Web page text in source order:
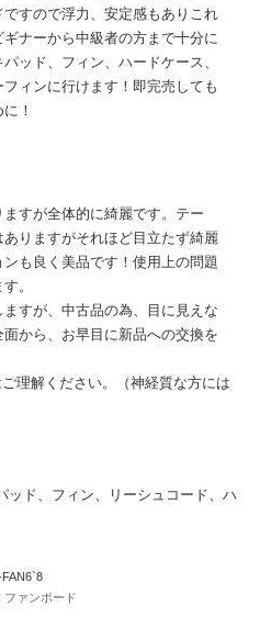
すので浮力、安定感もありこれ
ナーから中級者の方まで十分に
ッド、フィン、ハードケース、
ィンに行けます！即完売しても
！
すが全体的に綺麗です。テー
りますがそれほど目立たず綺麗
も良く美品です！使用上の問題
。
すが、中古品の為、目に見えな
から、お早目に新品への交換を
理解ください。（神経質な方には
ッド、フィン、リーシュコード、ハ
ファンボード